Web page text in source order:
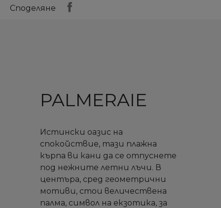
Споделяне
PALMERAIE
Истински оазис на
спокойствие, тази плажна
кърпа ви кани да се отпуснете
под нежните летни лъчи. В
центъра, сред геометрични
мотиви, стои величествена
палма, символ на екзотика, за